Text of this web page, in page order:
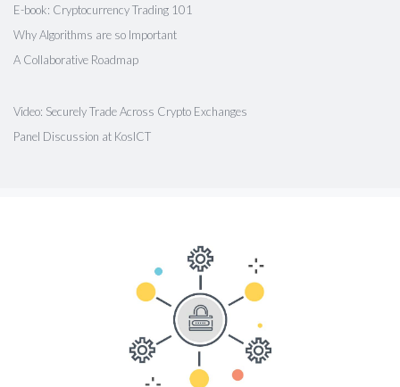
E-book: Cryptocurrency Trading 101
Why Algorithms are so Important
A Collaborative Roadmap
Video: Securely Trade Across Crypto Exchanges
Panel Discussion at KosICT